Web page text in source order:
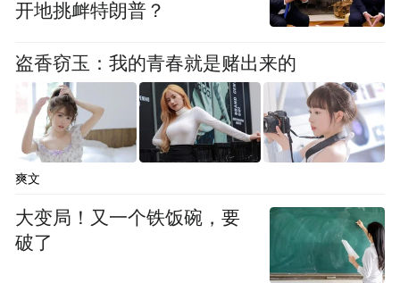
开地挑衅特朗普？
盗香窃玉：我的青春就是赌出来的
爽文
大变局！又一个铁饭碗，要
破了